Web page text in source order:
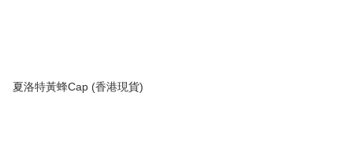
夏洛特黃蜂Cap (香港現貨)